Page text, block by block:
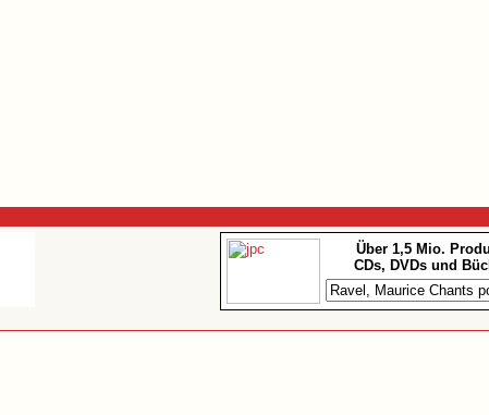
Über 1,5 Mio.
CDs, DVDs und